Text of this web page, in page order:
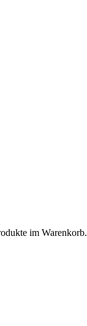
im Warenkorb.